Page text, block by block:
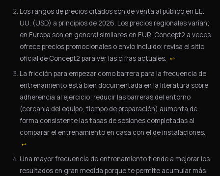
Los rangos de precios citados son de venta al público en EE.
UU. (USD) a principios de 2026. Los precios regionales varían;
en Europa son en general similares en EUR. Concept2 a veces
ofrece precios promocionales o envío incluido; revisa el sitio
oficial de Concept2 para ver las cifras actuales. ↩
La fricción para empezar como barrera para la frecuencia de
entrenamiento está bien documentada en la literatura sobre
adherencia al ejercicio; reducir las barreras del entorno
(cercanía del equipo, tiempo de preparación) aumenta de
forma consistente las tasas de sesiones completadas al
comparar el entrenamiento en casa con el de instalaciones.
↩
Una mayor frecuencia de entrenamiento tiende a mejorar los
resultados en gran medida porque te permite acumular más